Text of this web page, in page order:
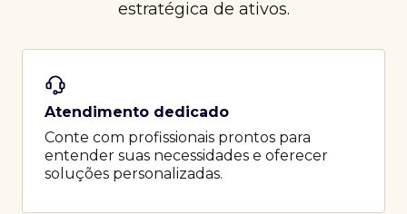
estratégica de ativos.
Atendimento dedicado
Conte com profissionais prontos para
entender suas necessidades e oferecer
soluções personalizadas.